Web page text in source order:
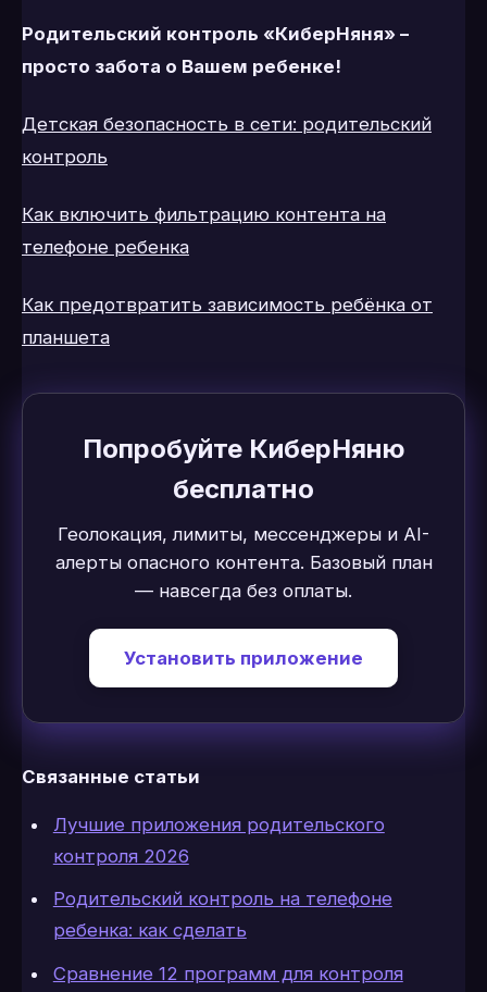
Родительский контроль «КиберНяня» –
просто забота о Вашем ребенке!
Детская безопасность в сети: родительский
контроль
Как включить фильтрацию контента на
телефоне ребенка
Как предотвратить зависимость ребёнка от
планшета
Попробуйте КиберНяню
бесплатно
Геолокация, лимиты, мессенджеры и AI-
алерты опасного контента. Базовый план
— навсегда без оплаты.
Установить приложение
Связанные статьи
Лучшие приложения родительского
контроля 2026
Родительский контроль на телефоне
ребенка: как сделать
Сравнение 12 программ для контроля